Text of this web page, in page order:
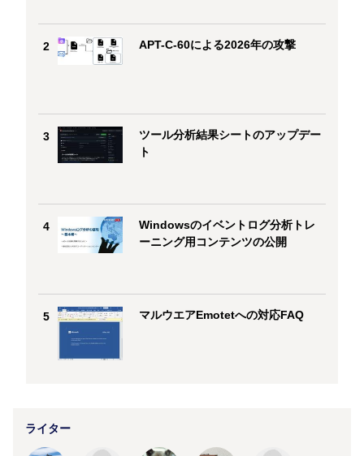
2 APT-C-60による2026年の攻撃
3
ツール分析結果シートのアップデー
ト
4
Windowsのイベントログ分析トレ
ーニング用コンテンツの公開
5 マルウエアEmotetへの対応FAQ
ライター